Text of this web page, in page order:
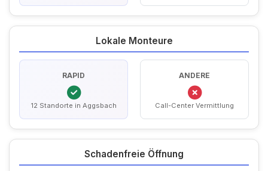
Lokale Monteure
RAPID
12 Standorte in Aggsbach
ANDERE
Call-Center Vermittlung
Schadenfreie Öffnung